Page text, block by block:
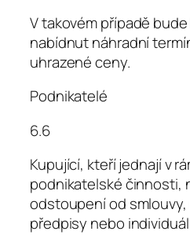
V takovém případě
nabídnut náhradní
uhrazené ceny.
Podnikatelé
6.6
Kupující, kteří jednají v
podnikatelské činnosti,
odstoupení od
předpisy nebo